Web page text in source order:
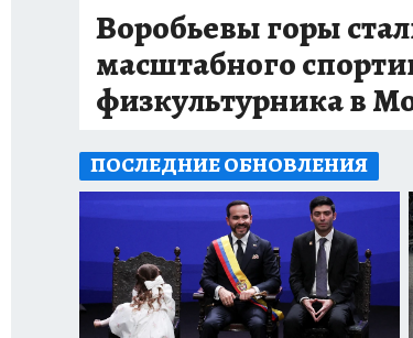
Воробьевы горы
масштабного
физкультурника в
ПОСЛЕДНИЕ ОБНОВЛЕНИЯ